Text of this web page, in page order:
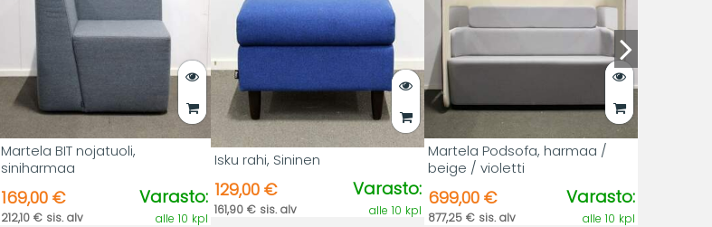
Martela BIT nojatuoli,
siniharmaa
169,00 €
212,10 € sis. alv
Varasto:
alle 10 kpl
Isku rahi, Sininen
129,00 €
161,90 € sis. alv
Varasto:
alle 10 kpl
Martela Podsofa, harmaa /
beige / violetti
699,00 €
877,25 € sis. alv
Varasto:
alle 10 kpl